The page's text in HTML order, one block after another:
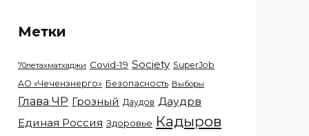
Метки
70летахматхаджи Covid-19 Society SuperJob
АО «Чеченэнерго» Безопасность Выборы
Глава ЧР Грозный Даудов Даудрв
Единая Россия Здоровье Кадыров